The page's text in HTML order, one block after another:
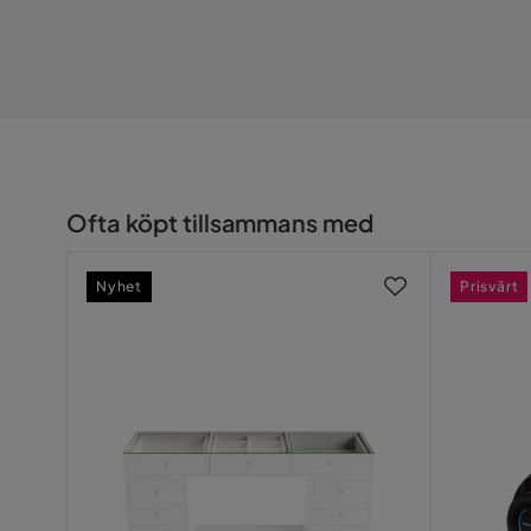
Ofta köpt tillsammans med
Nyhet Prisvärt